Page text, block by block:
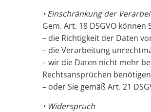
• Einschränkung der
Gem. Art. 18 DSGVO
– die Richtigkeit der Daten
– die Verarbeitung
– wir die Daten nicht mehr
Rechtsansprüchen benötigen
– oder Sie gemäß Art. 21
• Widerspruch